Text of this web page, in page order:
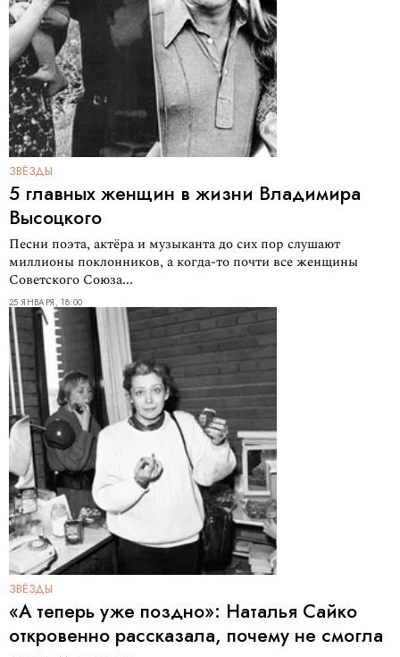
ЗВЁЗДЫ
5 главных женщин в жизни Владимира
Высоцкого
Песни поэта, актёра и музыканта до сих пор слушают
миллионы поклонников, а когда-то почти все женщины
Советского Союза...
25 ЯНВАРЯ, 18:00
ЗВЁЗДЫ
«А теперь уже поздно»: Наталья Сайко
откровенно рассказала, почему не смогла